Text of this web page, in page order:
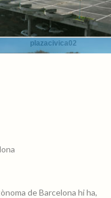
plazacivica02
de Barcelona hi ha,